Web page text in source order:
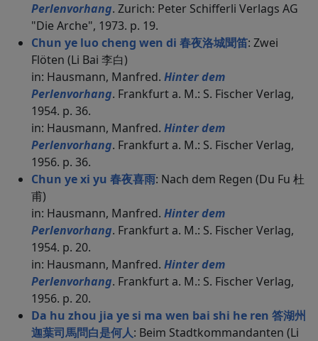
Perlenvorhang. Zurich: Peter Schifferli Verlags AG
"Die Arche", 1973. p. 19.
Chun ye luo cheng wen di 春夜洛城聞笛: Zwei
Flöten (Li Bai 李白)
in: Hausmann, Manfred. Hinter dem
Perlenvorhang. Frankfurt a. M.: S. Fischer Verlag,
1954. p. 36.
in: Hausmann, Manfred. Hinter dem
Perlenvorhang. Frankfurt a. M.: S. Fischer Verlag,
1956. p. 36.
Chun ye xi yu 春夜喜雨: Nach dem Regen (Du Fu 杜
甫)
in: Hausmann, Manfred. Hinter dem
Perlenvorhang. Frankfurt a. M.: S. Fischer Verlag,
1954. p. 20.
in: Hausmann, Manfred. Hinter dem
Perlenvorhang. Frankfurt a. M.: S. Fischer Verlag,
1956. p. 20.
Da hu zhou jia ye si ma wen bai shi he ren 答湖州
迦葉司馬問白是何人: Beim Stadtkommandanten (Li